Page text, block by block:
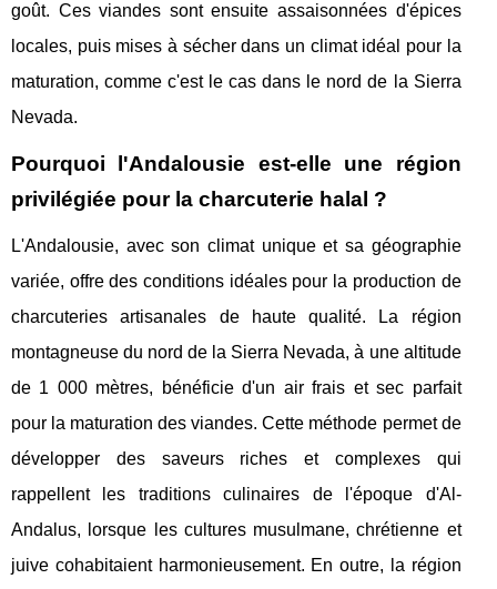
goût. Ces viandes sont ensuite assaisonnées d'épices
locales, puis mises à sécher dans un climat idéal pour la
maturation, comme c'est le cas dans le nord de la Sierra
Nevada.
Pourquoi l'Andalousie est-elle une région
privilégiée pour la charcuterie halal ?
L'Andalousie, avec son climat unique et sa géographie
variée, offre des conditions idéales pour la production de
charcuteries artisanales de haute qualité. La région
montagneuse du nord de la Sierra Nevada, à une altitude
de 1 000 mètres, bénéficie d'un air frais et sec parfait
pour la maturation des viandes. Cette méthode permet de
développer des saveurs riches et complexes qui
rappellent les traditions culinaires de l'époque d'Al-
Andalus, lorsque les cultures musulmane, chrétienne et
juive cohabitaient harmonieusement. En outre, la région